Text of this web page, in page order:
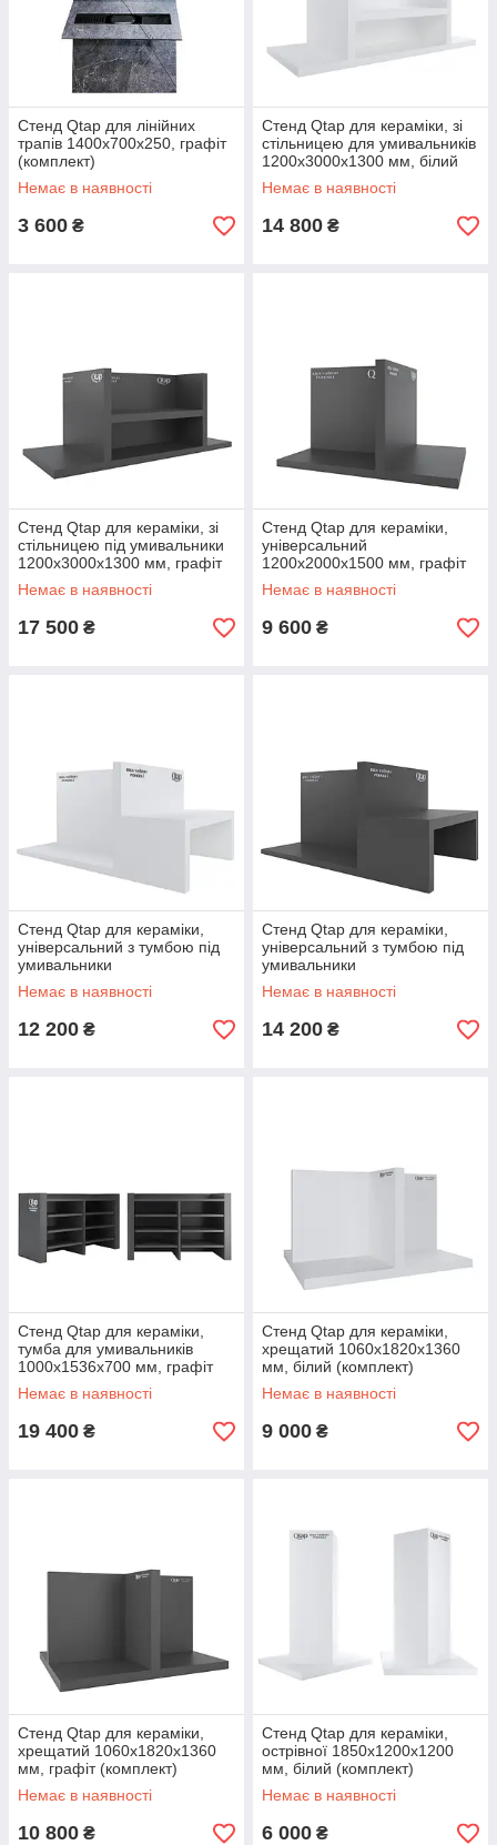
Стенд Qtap для лінійних
трапів 1400х700х250, графіт
(комплект)
Немає в наявності
3 600 ₴
Стенд Qtap для кераміки, зі
стільницею для умивальників
1200х3000х1300 мм, білий
(комплект)
Немає в наявності
14 800 ₴
Стенд Qtap для кераміки, зі
стільницею під умивальники
1200х3000х1300 мм, графіт
(комплект)
Немає в наявності
17 500 ₴
Стенд Qtap для кераміки,
універсальний
1200х2000х1500 мм, графіт
(комплект)
Немає в наявності
9 600 ₴
Стенд Qtap для кераміки,
універсальний з тумбою під
умивальники
1200х2500х1500 мм, білий
(комплект)
Немає в наявності
12 200 ₴
Стенд Qtap для кераміки,
універсальний з тумбою під
умивальники
1200х2500х1500 мм, графіт
(комплект)
Немає в наявності
14 200 ₴
Стенд Qtap для кераміки,
тумба для умивальників
1000х1536х700 мм, графіт
(комплект)
Немає в наявності
19 400 ₴
Стенд Qtap для кераміки,
хрещатий 1060х1820х1360
мм, білий (комплект)
Немає в наявності
9 000 ₴
Стенд Qtap для кераміки,
хрещатий 1060х1820х1360
мм, графіт (комплект)
Немає в наявності
10 800 ₴
Стенд Qtap для кераміки,
острівної 1850х1200х1200
мм, білий (комплект)
Немає в наявності
6 000 ₴